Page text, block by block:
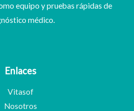
equipo y pruebas rápidas de
médico.
Enlaces
Vitasof
Nosotros